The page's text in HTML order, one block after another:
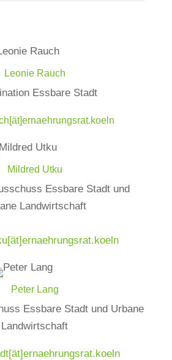
Leonie Rauch
Essbare Stadt
Mildred Utku
Essbare Stadt und
Landwirtschaft
Peter Lang
Essbare Stadt und Urbane
Landwirtschaft